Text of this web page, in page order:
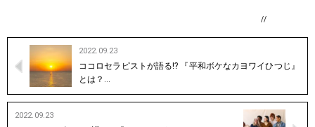
//
2022.09.23
ココロセラピストが語る!? 『平和ボケなカヨワイひつじ』
とは？…
2022.09.23